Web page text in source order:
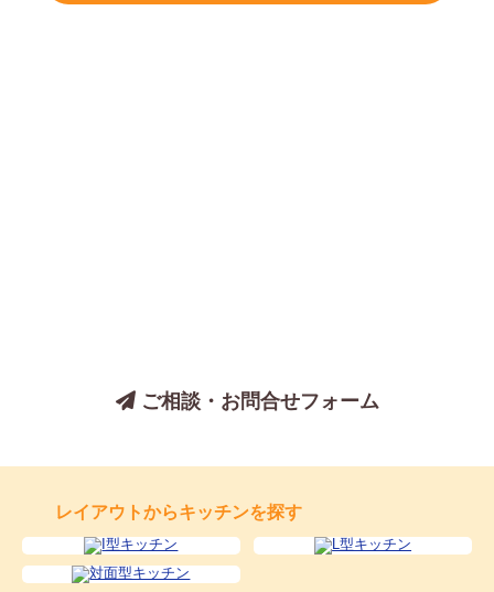
ご相談・お問合せフォーム
レイアウトからキッチンを探す